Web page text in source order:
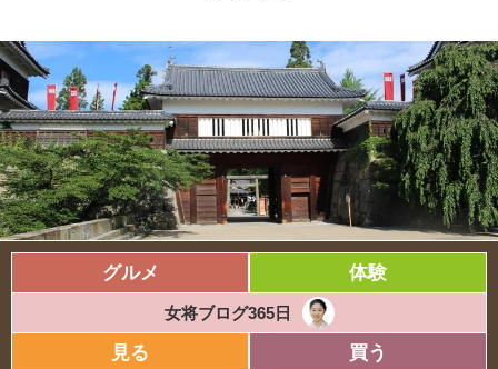
グルメ 体験
女将ブログ365日
見る 買う